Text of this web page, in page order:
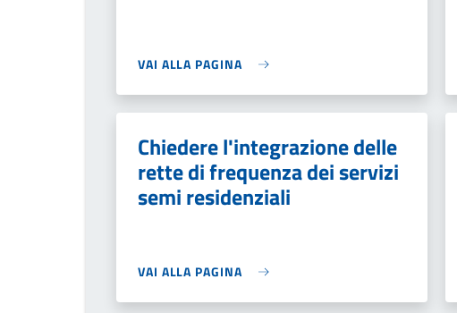
VAI ALLA PAGINA
Chiedere l'integrazione delle
rette di frequenza dei servizi
semi residenziali
VAI ALLA PAGINA